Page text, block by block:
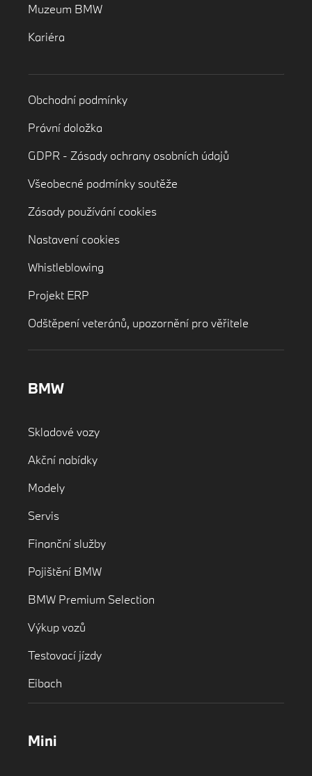
Muzeum BMW
Kariéra
Obchodní podmínky
Právní doložka
GDPR - Zásady ochrany osobních údajů
Všeobecné podmínky soutěže
Zásady používání cookies
Nastavení cookies
Whistleblowing
Projekt ERP
Odštěpení veteránů, upozornění pro věřitele
BMW
Skladové vozy
Akční nabídky
Modely
Servis
Finanční služby
Pojištění BMW
BMW Premium Selection
Výkup vozů
Testovací jízdy
Eibach
Mini